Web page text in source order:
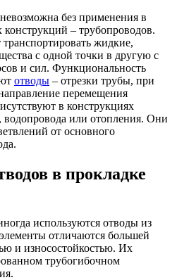
без применения в
конструкций – трубопроводов.
жидкие,
с одной точки в другую с
и сил. Функциональность
отводы – отрезки трубы, при
перемещения
в конструкциях
водопровода или отопления. Они
от основного
в прокладке
используются отводы из
отличаются большей
и износостойкостью. Их
трубогибочном